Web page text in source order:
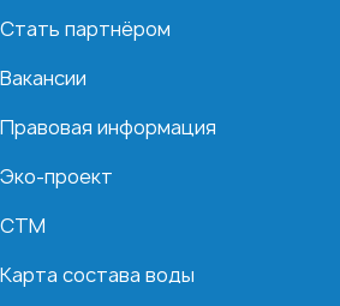
Стать партнёром
Вакансии
Правовая информация
Эко-проект
СТМ
Карта состава воды